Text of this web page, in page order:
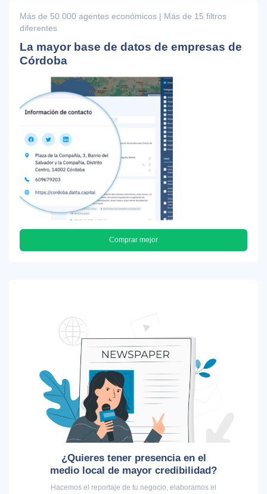
Más de 50.000 agentes económicos | Más de 15 filtros
diferentes
La mayor base de datos de empresas de
Córdoba
Comprar mejor
¿Quieres tener presencia en el
medio local de mayor credibilidad?
Hacemos el reportaje de tu negocio, elaboramos el